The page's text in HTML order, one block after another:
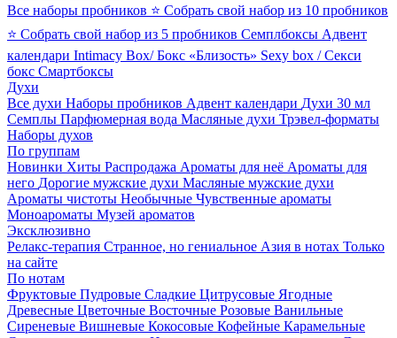
Все наборы пробников ⭐ Собрать свой набор из 10 пробников
⭐ Собрать свой набор из 5 пробников Семплбоксы Адвент
календари Intimacy Box/ Бокс «Близость» Sexy box / Секси
бокс Смартбоксы
Духи
Все духи Наборы пробников Адвент календари Духи 30 мл
Семплы Парфюмерная вода Масляные духи Трэвел-форматы
Наборы духов
По группам
Новинки Хиты Распродажа Ароматы для неё Ароматы для
него Дорогие мужские духи Масляные мужские духи
Ароматы чистоты Необычные Чувственные ароматы
Моноароматы Музей ароматов
Эксклюзивно
Релакс-терапия Странное, но гениальное Азия в нотах Только
на сайте
По нотам
Фруктовые Пудровые Сладкие Цитрусовые Ягодные
Древесные Цветочные Восточные Розовые Ванильные
Сиреневые Вишневые Кокосовые Кофейные Карамельные